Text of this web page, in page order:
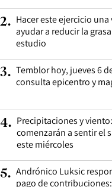
2. Hacer este ejercicio
ayudar a reducir la
estudio
3. Temblor hoy, jueves 6
consulta epicentro y
4. Precipitaciones y
comenzarán a sentir el
este miércoles
5. Andrónico Luksic
pago de